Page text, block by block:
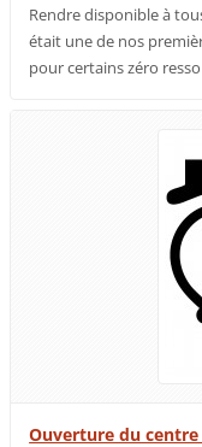
Rendre disponible à
était une de nos
pour certains zéro
Ouverture du